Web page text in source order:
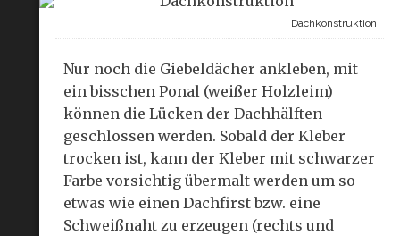
Dachkonstruktion
Nur noch die Giebeldächer ankleben, mit
ein bisschen Ponal (weißer Holzleim)
können die Lücken der Dachhälften
geschlossen werden. Sobald der Kleber
trocken ist, kann der Kleber mit schwarzer
Farbe vorsichtig übermalt werden um so
etwas wie einen Dachfirst bzw. eine
Schweißnaht zu erzeugen (rechts und